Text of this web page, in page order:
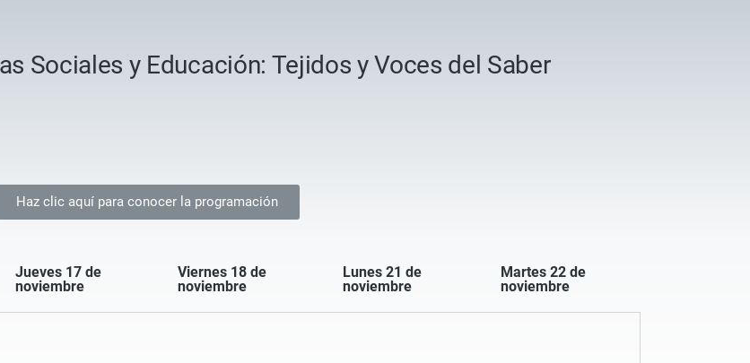
Sociales y Educación: Tejidos y Voces del Saber
Haz clic aquí para conocer la programación
Jueves 17 de
noviembre
Viernes 18 de
noviembre
Lunes 21 de
noviembre
Martes 22 de
noviembre